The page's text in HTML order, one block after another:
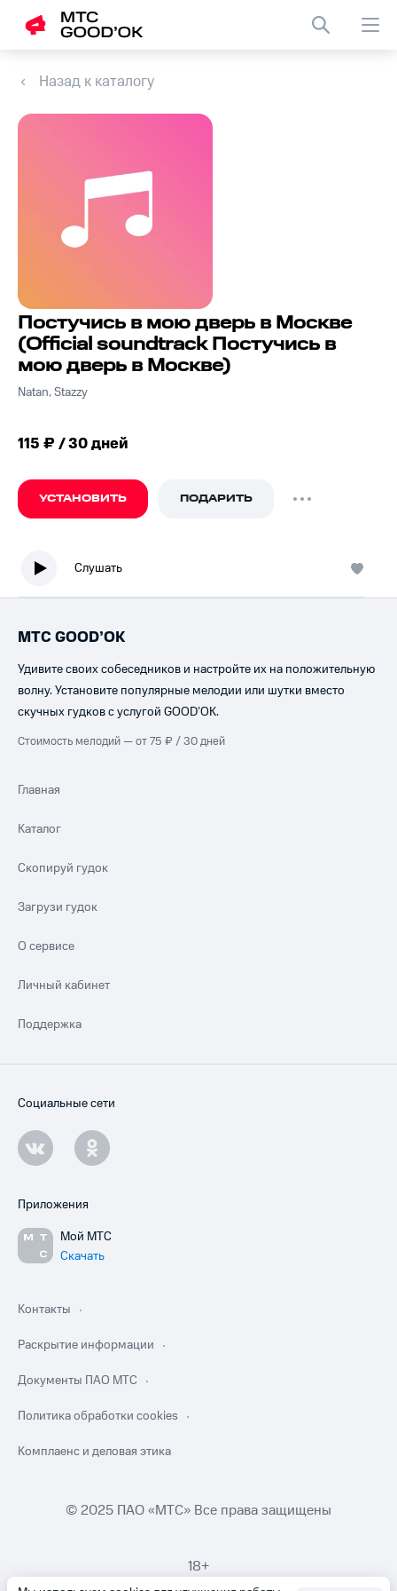
Назад к каталогу
Постучись в мою дверь в Москве
(Official soundtrack Постучись в
мою дверь в Москве)
Natan, Stazzy
115 ₽ / 30 дней
УСТАНОВИТЬ ПОДАРИТЬ
Слушать
МТС GOOD’OK
Удивите своих собеседников и настройте их на положительную
волну. Установите популярные мелодии или шутки вместо
скучных гудков с услугой GOOD’OK.
Стоимость мелодий — от 75 ₽ / 30 дней
Главная
Каталог
Скопируй гудок
Загрузи гудок
О сервисе
Личный кабинет
Поддержка
Социальные сети
Приложения
Мой МТС
Скачать
Контакты
Раскрытие информации
Документы ПАО МТС
Политика обработки cookies
Комплаенс и деловая этика
© 2025 ПАО «МТС» Все права защищены
18+